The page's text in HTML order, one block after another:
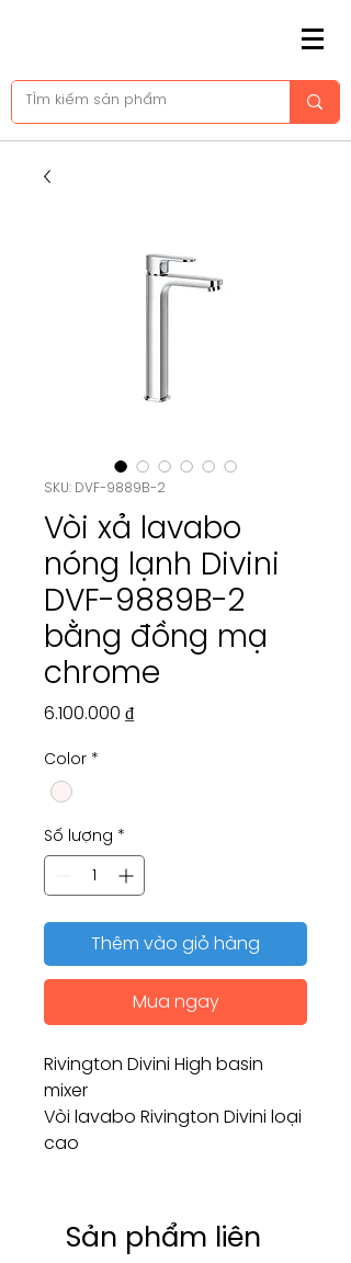
SKU: DVF-9889B-2
Vòi xả lavabo
nóng lạnh Divini
DVF-9889B-2
bằng đồng mạ
chrome
6.100.000 ₫Giá
Color *
Số lượng *
Thêm vào giỏ hàng
Mua ngay
Rivington Divini High basin
mixer
Vòi lavabo Rivington Divini loại
cao
Sản phẩm liên